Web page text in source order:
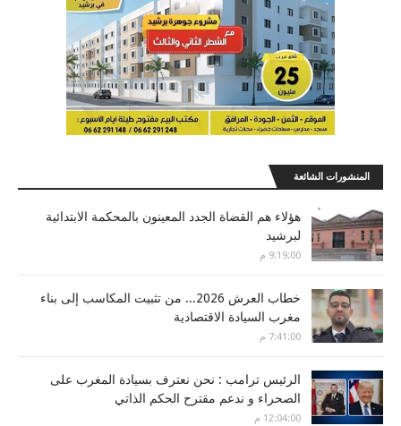
المنشورات الشائعة
هؤلاء هم القضاة الجدد المعينون بالمحكمة الابتدائية
لبرشيد
9:19:00 م
خطاب العرش 2026... من تثبيت المكاسب إلى بناء
مغرب السيادة الاقتصادية
7:41:00 م
الرئيس ترامب : نحن نعترف بسيادة المغرب على
الصحراء و ندعم مقترح الحكم الذاتي
12:04:00 م